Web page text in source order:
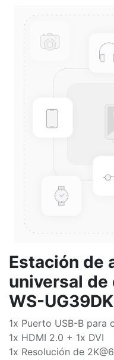
Estación de
universal
WS-
1x Puerto USB-B para
1x HDMI 2.0 + 1x DVI
1x Resolución de